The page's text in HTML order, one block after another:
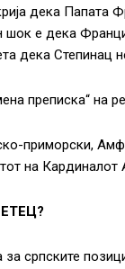
дека Папата
е дека
дека Степинац
преписка“ на
приморски,
на Кардиналот
српските